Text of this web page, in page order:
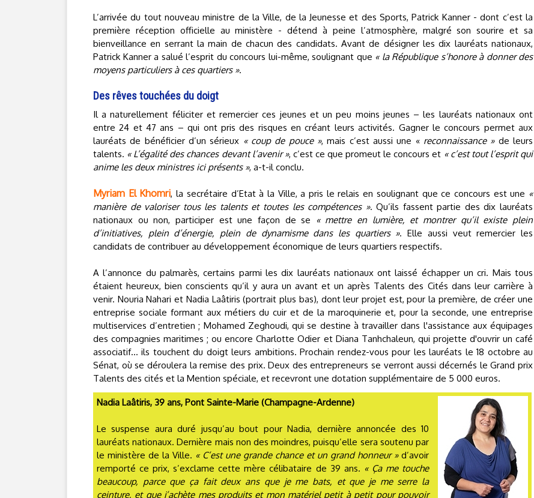
L’arrivée du tout nouveau ministre de la Ville, de la Jeunesse et des Sports, Patrick Kanner - dont c’est la
première réception officielle au ministère - détend à peine l’atmosphère, malgré son sourire et sa
bienveillance en serrant la main de chacun des candidats. Avant de désigner les dix lauréats nationaux,
Patrick Kanner a salué l’esprit du concours lui-même, soulignant que « la République s’honore à donner des
moyens particuliers à ces quartiers ».
Des rêves touchées du doigt
Il a naturellement féliciter et remercier ces jeunes et un peu moins jeunes – les lauréats nationaux ont
entre 24 et 47 ans – qui ont pris des risques en créant leurs activités. Gagner le concours permet aux
lauréats de bénéficier d’un sérieux « coup de pouce », mais c’est aussi une «reconnaissance »de leurs
talents. « L’égalité des chances devant l’avenir », c’est ce que promeut le concours et « c’est tout l’esprit qui
anime les deux ministres ici présents », a-t-il conclu.
Myriam El Khomri, la secrétaire d’Etat à la Ville, a pris le relais en soulignant que ce concours est une «
manière de valoriser tous les talents et toutes les compétences ». Qu’ils fassent partie des dix lauréats
nationaux ou non, participer est une façon de se
« mettre en lumière, et montrer qu’il existe plein
d’initiatives, plein d’énergie, plein de dynamisme dans les quartiers ». Elle aussi veut remercier les
candidats de contribuer au développement économique de leurs quartiers respectifs.
A l’annonce du palmarès, certains parmi les dix lauréats nationaux ont laissé échapper un cri. Mais tous
étaient heureux, bien conscients qu’il y aura un avant et un après Talents des Cités dans leur carrière à
venir. Nouria Nahari et Nadia Laâtiris (portrait plus bas), dont leur projet est, pour la première, de créer une
entreprise sociale formant aux métiers du cuir et de la maroquinerie et, pour la seconde, une entreprise
multiservices d’entretien ; Mohamed Zeghoudi, qui se destine à travailler dans l'assistance aux équipages
des compagnies maritimes ; ou encore Charlotte Odier et Diana Tanhchaleun, qui projette d'ouvrir un café
associatif... ils touchent du doigt leurs ambitions. Prochain rendez-vous pour les lauréats le 18 octobre au
Sénat, où se déroulera la remise des prix. Deux des entrepreneurs se verront aussi décernés le Grand prix
Talents des cités et la Mention spéciale, et recevront une dotation supplémentaire de 5 000 euros.
Nadia Laâtiris, 39 ans, Pont Sainte-Marie (Champagne-Ardenne)
Le suspense aura duré jusqu’au bout pour Nadia, dernière annoncée des 10
lauréats nationaux. Dernière mais non des moindres, puisqu’elle sera soutenu par
le ministère de la Ville. « C’est une grande chance et un grand honneur »d’avoir
remporté ce prix, s’exclame cette mère célibataire de 39 ans. « Ça me touche
beaucoup, parce que ça fait deux ans que je me bats, et que je me serre la
ceinture, et que j’achète mes produits et mon matériel petit à petit pour pouvoir